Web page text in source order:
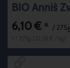
BIO Anni`s
6,10 € * /